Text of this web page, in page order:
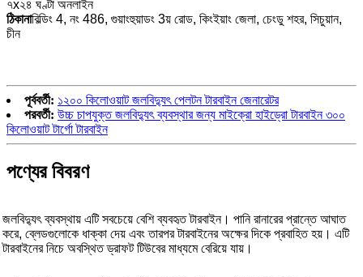
৭x২৪ ঘণ্টা অনলাইন
ঠিকানাবিল্ডিং 4, নং 486, গুয়াংহুয়াডং 3য় রোড, কিংইয়াং জেলা, চেংডু শহর, সিচুয়ান,
চীন
পূর্ববর্তী: ১২০০ কিলোওয়াট জলবিদ্যুৎ পেলটন টারবাইন জেনারেটর
পরবর্তী: উচ্চ চাপযুক্ত জলবিদ্যুৎ ব্যবস্থার জন্য মাইক্রো হাইড্রো টারবাইন ৩০০
কিলোওয়াট টার্গো টারবাইন
পণ্যের বিবরণ
জলবিদ্যুৎ ব্যবস্থায় এটি সবচেয়ে বেশি ব্যবহৃত টারবাইন। পানি রানারের প্রান্তে আঘাত
করে, ব্লেডগুলোকে ধাক্কা দেয় এবং তারপর টারবাইনের অক্ষের দিকে প্রবাহিত হয়। এটি
টারবাইনের নিচে অবস্থিত ড্রাফট টিউবের মাধ্যমে বেরিয়ে যায়।